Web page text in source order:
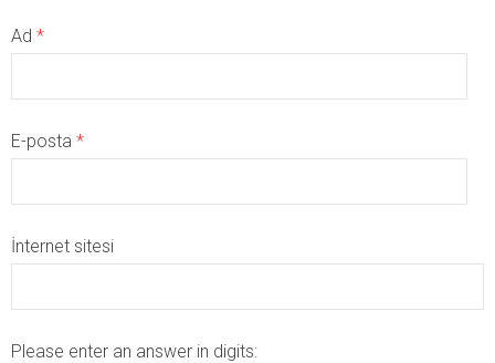
Ad *
E-posta *
İnternet sitesi
Please enter an answer in digits: